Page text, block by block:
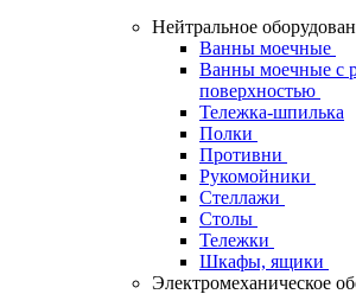
Нейтральное
Ванны моечные
Ванны моечные с
поверхностью
Тележка-шпилька
Полки
Противни
Рукомойники
Стеллажи
Столы
Тележки
Шкафы, ящики
Электромеханическое